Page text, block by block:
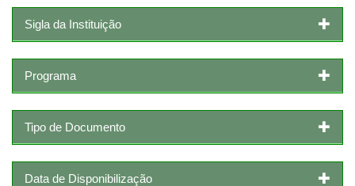
Sigla da Instituição
Programa
Tipo de Documento
Data de Disponibilização